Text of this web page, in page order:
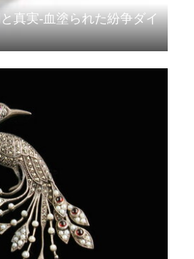
真実-血塗られた紛争ダイ